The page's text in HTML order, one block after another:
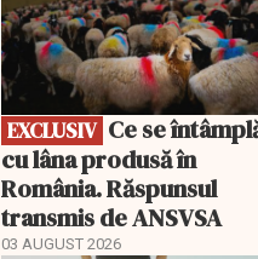
EXCLUSIV
cu lâna produsă în
România. Răspunsul
transmis de ANSVSA
03 AUGUST 2026